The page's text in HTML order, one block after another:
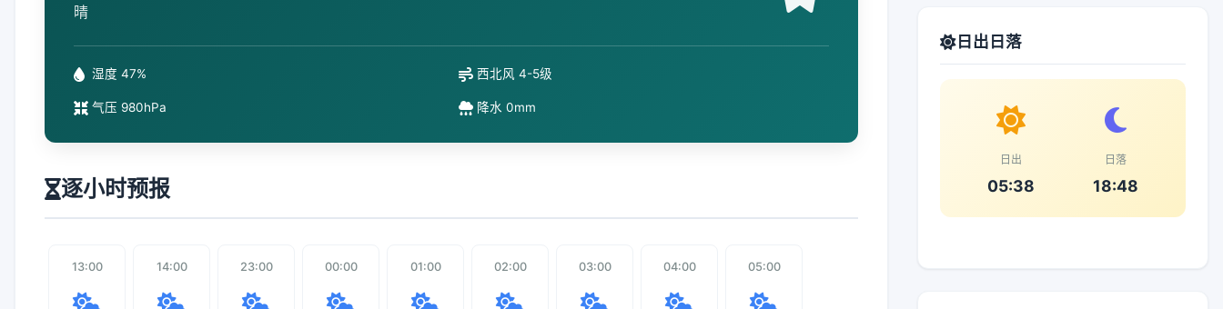
晴
湿度 47% 西北风 4-5级
气压 980hPa 降水 0mm
逐小时预报
13:00 14:00 23:00 00:00 01:00 02:00 03:00 04:00 05:00
日出日落
日出
05:38
日落
18:48